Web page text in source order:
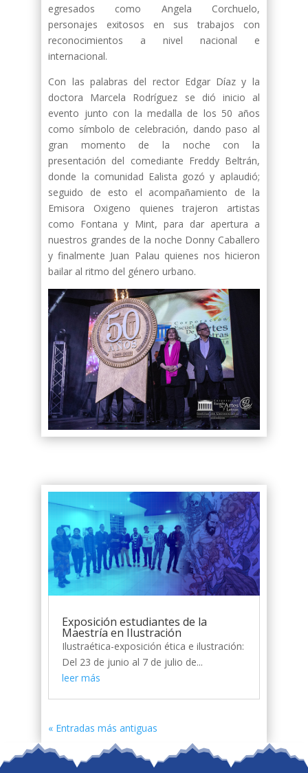
egresados como Angela Corchuelo,
personajes exitosos en sus trabajos con
reconocimientos a nivel nacional e
internacional.
Con las palabras del rector Edgar Díaz y la
doctora Marcela Rodríguez se dió inicio al
evento junto con la medalla de los 50 años
como símbolo de celebración, dando paso al
gran momento de la noche con la
presentación del comediante Freddy Beltrán,
donde la comunidad Ealista gozó y aplaudió;
seguido de esto el acompañamiento de la
Emisora Oxigeno quienes trajeron artistas
como Fontana y Mint, para dar apertura a
nuestros grandes de la noche Donny Caballero
y finalmente Juan Palau quienes nos hicieron
bailar al ritmo del género urbano.
Exposición estudiantes de la
Maestría en Ilustración
Ilustraética-exposición ética e ilustración:
Del 23 de junio al 7 de julio de...
leer más
« Entradas más antiguas